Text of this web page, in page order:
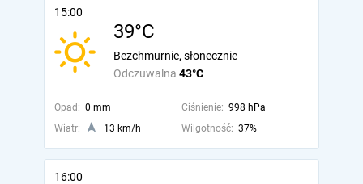
15:00
39°C
Odczuwalna 43°C
Bezchmurnie, słonecznie
Opad: 0 mm Ciśnienie: 998 hPa
Wiatr:
13 km/h Wilgotność: 37%
16:00